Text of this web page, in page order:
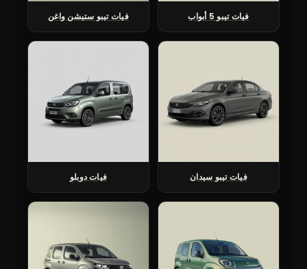
فيات تيبو 5 أبواب فيات تيبو ستيشن واغن
فيات تيبو سيدان فيات دوبلو